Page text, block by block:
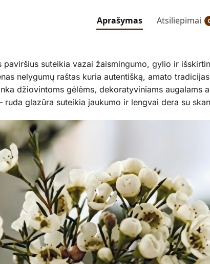
Aprašymas Atsiliepimai
paviršius suteikia vazai žaismingumo, gylio ir
nelygumų raštas kuria autentišką, amato
džiovintoms gėlėms, dekoratyviniams augalams
ruda glazūra suteikia jaukumo ir lengvai dera su